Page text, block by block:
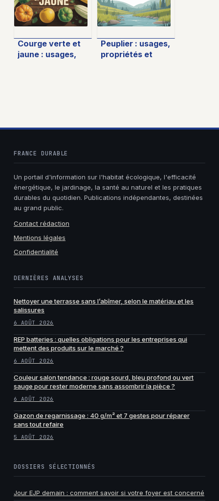
Courge verte et
jaune : usages,
Peuplier : usages,
propriétés et
FRANCE DURABLE
Un portail d'information sur l'habitat écologique, l'efficacité
énergétique, le jardinage, la santé au naturel et les pratiques
durables du quotidien. Publications indépendantes, destinées
au grand public.
Contact rédaction
Mentions légales
Confidentialité
DERNIÈRES ANALYSES
Nettoyer une terrasse sans l’abîmer, selon le matériau et les
salissures
6 AOÛT 2026
REP batteries : quelles obligations pour les entreprises qui
mettent des produits sur le marché ?
6 AOÛT 2026
Couleur salon tendance : rouge sourd, bleu profond ou vert
sauge pour rester moderne sans assombrir la pièce ?
6 AOÛT 2026
Gazon de regarnissage : 40 g/m² et 7 gestes pour réparer
sans tout refaire
5 AOÛT 2026
DOSSIERS SÉLECTIONNÉS
Jour EJP demain : comment savoir si votre foyer est concerné